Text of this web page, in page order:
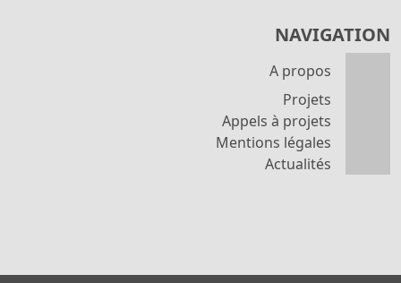
NAVIGATION
A propos
Projets
Appels à projets
Mentions légales
Actualités